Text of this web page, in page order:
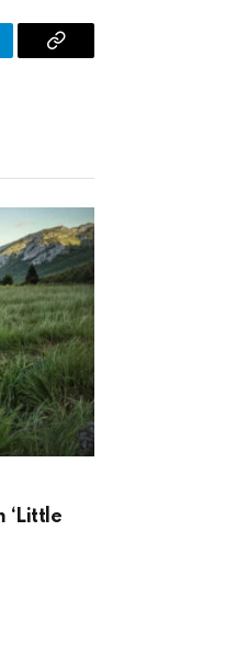
Copiar
‘Little